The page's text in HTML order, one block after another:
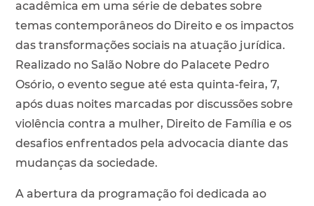
acadêmica em uma série de debates sobre
temas contemporâneos do Direito e os impactos
das transformações sociais na atuação jurídica.
Realizado no Salão Nobre do Palacete Pedro
Osório, o evento segue até esta quinta-feira, 7,
após duas noites marcadas por discussões sobre
violência contra a mulher, Direito de Família e os
desafios enfrentados pela advocacia diante das
mudanças da sociedade.
A abertura da programação foi dedicada ao